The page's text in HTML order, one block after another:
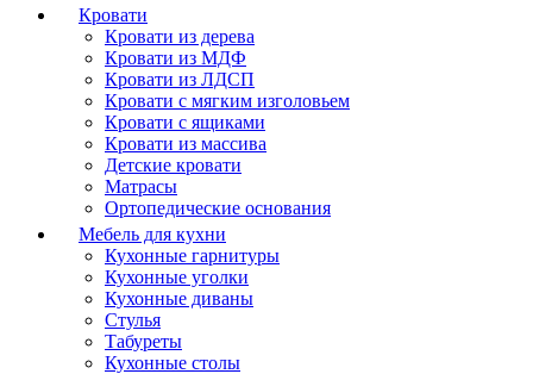
Кровати
Кровати из дерева
Кровати из МДФ
Кровати из ЛДСП
Кровати с мягким изголовьем
Кровати с ящиками
Кровати из массива
Детские кровати
Матрасы
Ортопедические основания
Мебель для кухни
Кухонные гарнитуры
Кухонные уголки
Кухонные диваны
Стулья
Табуреты
Кухонные столы